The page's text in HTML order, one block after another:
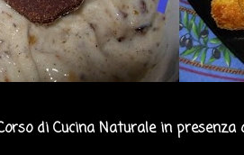
di Cucina Naturale in presenza